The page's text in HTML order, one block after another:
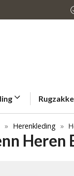
» Herenkleding »
Heren